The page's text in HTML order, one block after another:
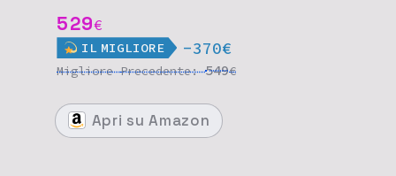
529€
IL MIGLIORE -370€
MigliorePrecedente:549€
Apri su Amazon